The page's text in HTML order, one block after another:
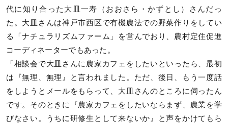
代に知り合った大皿一寿（おおさら・かずとし）さんだっ
た。大皿さんは神戸市西区で有機農法での野菜作りをしてい
る「ナチュラリズムファーム」を営んでおり、農村定住促進
コーディネーターでもあった。
「相談会で大皿さんに農家カフェをしたいといったら、最初
は『無理、無理』と言われました。ただ、後日、もう一度話
をしようとメールをもらって、大皿さんのところに伺ったん
です。そのときに『農家カフェをしたいならまず、農業を学
びなさい。うちに研修生として来ないか』と声をかけてもら